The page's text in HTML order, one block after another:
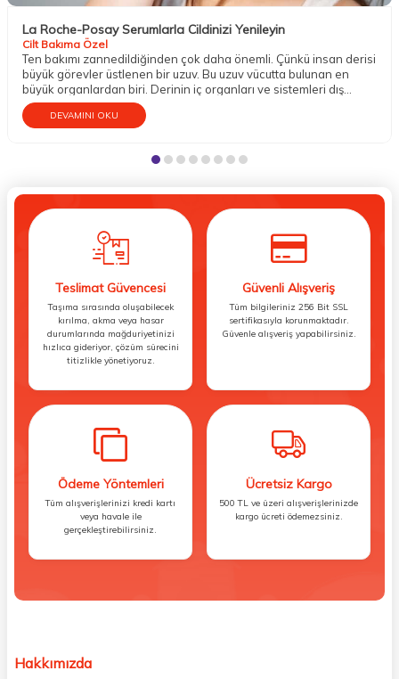
La Roche-Posay Serumlarla Cildinizi Yenileyin
Cilt Bakıma Özel
Ten bakımı zannedildiğinden çok daha önemli. Çünkü insan derisi
büyük görevler üstlenen bir uzuv. Bu uzuv vücutta bulunan en
büyük organlardan biri. Derinin iç organları ve sistemleri dış
etkenlere karşı koruma altına almak gibi mühim bir vazifesi
bulunur. Aynı zamanda temasın gerçekleşmesini; sıcak, soğuk,
bakıma gereksinim duyduğu söylenebilir.
DEVAMINI OKU
Teslimat Güvencesi
Taşıma sırasında oluşabilecek
kırılma, akma veya hasar
durumlarında mağduriyetinizi
hızlıca gideriyor, çözüm sürecini
titizlikle yönetiyoruz.
Güvenli Alışveriş
Tüm bilgileriniz 256 Bit SSL
sertifikasıyla korunmaktadır.
Güvenle alışveriş yapabilirsiniz.
Ödeme Yöntemleri
Tüm alışverişlerinizi kredi kartı
veya havale ile
gerçekleştirebilirsiniz.
Ücretsiz Kargo
500 TL ve üzeri alışverişlerinizde
kargo ücreti ödemezsiniz.
Hakkımızda